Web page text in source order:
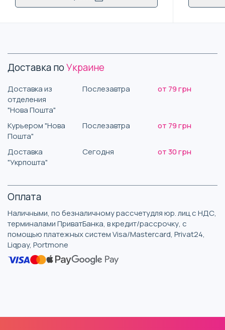
Доставка поУкраине
Доставка из
отделения
"Нова Пошта"
Послезавтра от 79 грн
Курьером "Нова
Пошта"
Послезавтра от 79 грн
Доставка
"Укрпошта"
Сегодня от 30 грн
Оплата
Наличными, по безналичному рассчетудля юр. лиц с НДС,
терминалами ПриватБанка, в кредит/рассрочку, с
помощью платежных систем Visa/Mastercard, Privat24,
Liqpay, Portmone